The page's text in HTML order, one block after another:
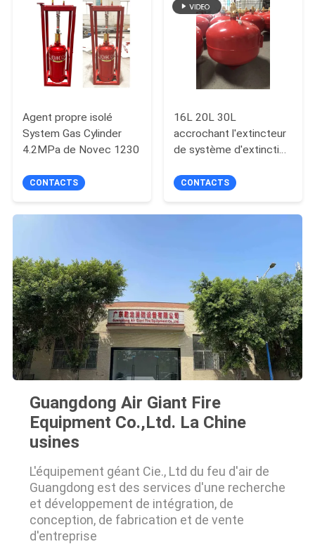
Agent propre isolé
System Gas Cylinder
4.2MPa de Novec 1230
CONTACTS
16L 20L 30L
accrochant l'extincteur
de système d'extinction
CONTACTS
Guangdong Air Giant Fire
Equipment Co.,Ltd. La Chine
usines
L'équipement géant Cie., Ltd du feu d'air de
Guangdong est des services d'une recherche
et développement de intégration, de
conception, de fabrication et de vente
d'entreprise